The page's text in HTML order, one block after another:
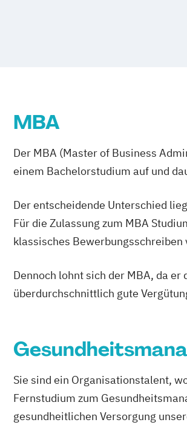
Personalmanagement
Sporttherapie und
Revenue Management
Sportökonom (FH) Tourismus
Tourismusökonom (FH)
Vertriebsmanagement
Wirtschaftspsychologie
MBA
Der MBA (Master of Business
einem Bachelorstudium auf und
Der entscheidende Unterschied
Für die Zulassung zum MBA
klassisches
Dennoch lohnt sich der MBA, da
überdurchschnittlich gute
Sie sind ein Organisationstalent,
Fernstudium zum
gesundheitlichen Versorgung